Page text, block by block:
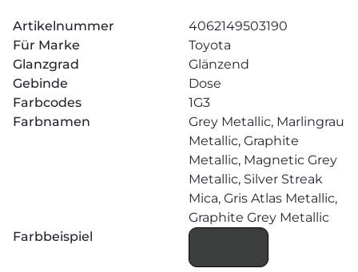
Artikelnummer
4062149503190
Für Marke
Toyota
Glanzgrad
Glänzend
Gebinde
Dose
Farbcodes
1G3
Farbnamen
Grey Metallic, Marlingrau
Metallic, Graphite
Metallic, Magnetic Grey
Metallic, Silver Streak
Mica, Gris Atlas Metallic,
Graphite Grey Metallic
Farbbeispiel